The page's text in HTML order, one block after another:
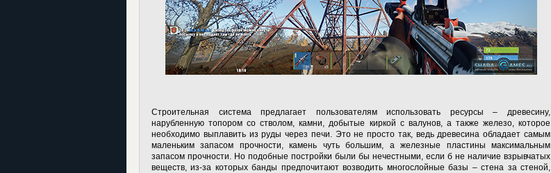
Строительная система предлагает пользователям использовать ресурсы – древесину,
нарубленную топором со стволом, камни, добытые киркой с валунов, а также железо, которое
необходимо выплавить из руды через печи. Это не просто так, ведь древесина обладает самым
маленьким запасом прочности, камень чуть большим, а железные пластины максимальным
запасом прочности. Но подобные постройки были бы нечестными, если б не наличие взрывчатых
веществ, из-за которых банды предпочитают возводить многослойные базы – стена за стеной,